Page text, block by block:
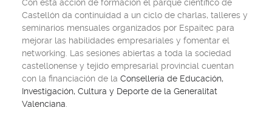
Con esta acción de formación el parque científico de
Castellón da continuidad a un ciclo de charlas, talleres y
seminarios mensuales organizados por Espaitec para
mejorar las habilidades empresariales y fomentar el
networking. Las sesiones abiertas a toda la sociedad
castellonense y tejido empresarial provincial cuentan
con la financiación de la Consellería de Educación,
Investigación, Cultura y Deporte de la Generalitat
Valenciana